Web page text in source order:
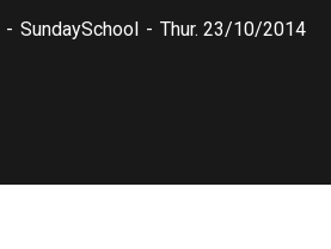
SundaySchool Thur. 23/10/2014